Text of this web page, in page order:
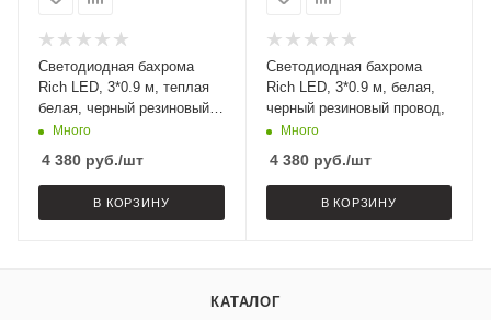
Светодиодная бахрома
Rich LED, 3*0.9 м, теплая
белая, черный резиновый
провод,
Много
4 380 руб./шт
В КОРЗИНУ
Светодиодная бахрома
Rich LED, 3*0.9 м, белая,
черный резиновый провод,
Много
4 380руб./шт
В КОРЗИНУ
КАТАЛОГ